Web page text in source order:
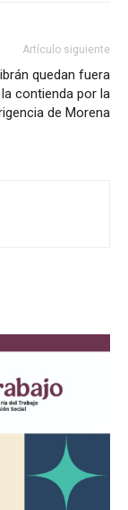
Artículo siguiente
quedan fuera
contienda por la
de Morena